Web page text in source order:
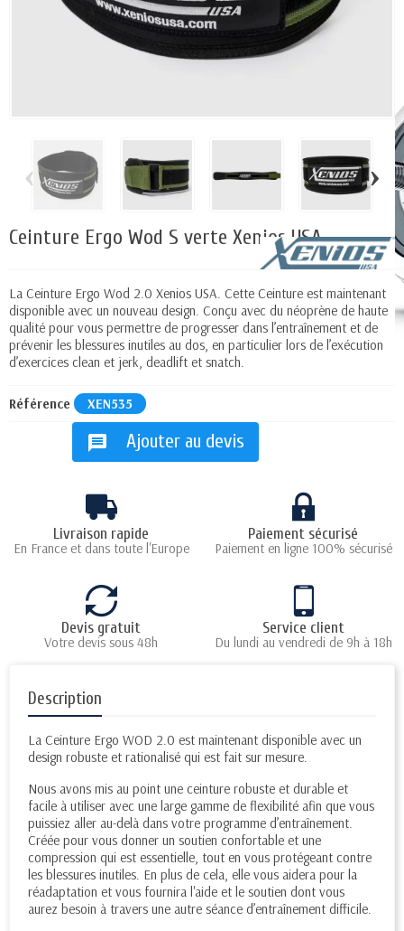
‹ ›
Ceinture Ergo Wod S verte Xenios USA
La Ceinture Ergo Wod 2.0 Xenios USA. Cette Ceinture est maintenant
disponible avec un nouveau design. Conçu avec du néoprène de haute
qualité pour vous permettre de progresser dans l’entraînement et de
prévenir les blessures inutiles au dos, en particulier lors de l’exécution
d’exercices clean et jerk, deadlift et snatch.
Référence XEN535
message Ajouter au devis
Livraison rapide
En France et dans toute l'Europe
Paiement sécurisé
Paiement en ligne 100% sécurisé
Devis gratuit
Votre devis sous 48h
Service client
Du lundi au vendredi de 9h à 18h
Description
La Ceinture Ergo WOD 2.0 est maintenant disponible avec un
design robuste et rationalisé qui est fait sur mesure.
Nous avons mis au point une ceinture robuste et durable et
facile à utiliser avec une large gamme de flexibilité afin que vous
puissiez aller au-delà dans votre programme d’entraînement.
Créée pour vous donner un soutien confortable et une
compression qui est essentielle, tout en vous protégeant contre
les blessures inutiles. En plus de cela, elle vous aidera pour la
réadaptation et vous fournira l'aide et le soutien dont vous
aurez besoin à travers une autre séance d’entraînement difficile.